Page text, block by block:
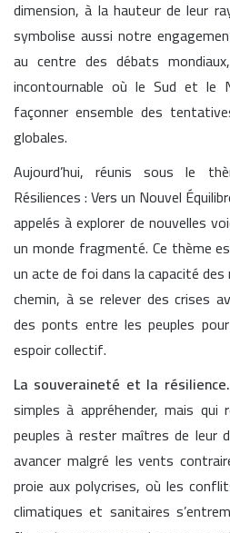
dimension, à la hauteur de leur
symbolise aussi notre
au centre des débats
incontournable où le Sud et le
façonner ensemble des
globales.
Aujourd’hui, réunis sous le
Résiliences : Vers un Nouvel
appelés à explorer de nouvelles
un monde fragmenté. Ce thème
un acte de foi dans la capacité
chemin, à se relever des crises
des ponts entre les peuples
espoir collectif.
La souveraineté et la résilience.
simples à appréhender, mais
peuples à rester maîtres de leur
avancer malgré les vents
proie aux polycrises, où les
climatiques et sanitaires